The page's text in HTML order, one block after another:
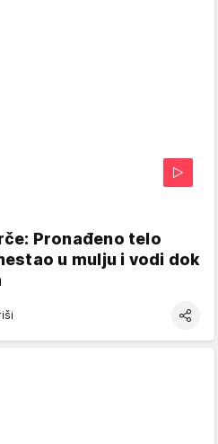
Pronađeno telo
u mulju i vodi dok